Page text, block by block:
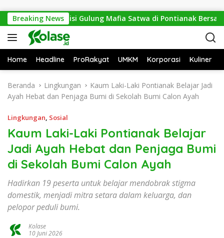
Breaking News
Polisi Gulung Mafia Satwa di Pontianak Bersama
Home Headline ProRakyat UMKM Korporasi Kuliner
Beranda Lingkungan
Kaum Laki-Laki Pontianak Belajar Jadi
Ayah Hebat dan Penjaga Bumi di Sekolah Bumi Calon Ayah
Lingkungan, Sosial
Kaum Laki-Laki Pontianak Belajar
Jadi Ayah Hebat dan Penjaga Bumi
di Sekolah Bumi Calon Ayah
Hadirkan 19 peserta untuk belajar mendobrak stigma
domestik, menjadi mitra setara dalam keluarga, dan
pelopor peduli bumi.
Kolase
10 Juni 2026